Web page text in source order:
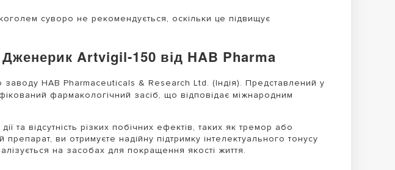
суворо не рекомендується, оскільки це підвищує
Artvigil-150 від HAB Pharma
HAB Pharmaceuticals & Research Ltd. (Індія). Представлений у
фармакологічний засіб, що відповідає міжнародним
та відсутність різких побічних ефектів, таких як тремор або
ви отримуєте надійну підтримку інтелектуального тонусу
на засобах для покращення якості життя.